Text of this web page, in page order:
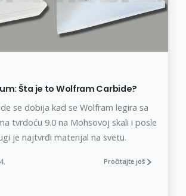
Šta je to Wolfram Carbide?
se dobija kad se Wolfram legira sa
tvrdoću 9.0 na Mohsovoj skali i posle
je najtvrđi materijal na svetu.
Pročitajte još